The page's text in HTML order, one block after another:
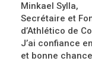
Minkael Sylla,
Secrétaire et
d’Athlético de
J’ai confiance
et bonne